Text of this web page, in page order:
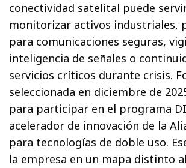
conectividad satelital puede
monitorizar activos industriales,
para comunicaciones seguras,
inteligencia de señales o
servicios críticos durante crisis.
seleccionada en diciembre de
para participar en el programa
acelerador de innovación de la
para tecnologías de doble uso.
la empresa en un mapa distinto